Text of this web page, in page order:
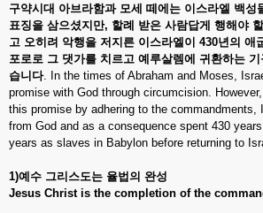
구약시대 아브라함과 모세 떼에는 이스라엘 백성
표징을 삼으셨지만, 할례 받은 사람답게 행해야
고 오히려 악행을 저지른 이스라엘이 430년의 애
포로로 그 댓가를 치르고 예루살렘에 귀환하는
습니다. In the times of Abraham and Moses,
promise with God through circumcision.
this promise by adhering to the commandments,
from God and as a consequence spent 430
years as slaves in Babylon before returning to
1)예수 그리스도는 율법의 완성
Jesus Christ is the completion of the